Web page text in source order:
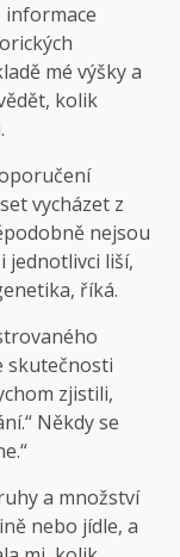
informace
mé výšky a
kolik
vycházet z
nejsou
jednotlivci liší,
říká.
skutečnosti
zjistili,
Někdy se
a množství
nebo jídle, a